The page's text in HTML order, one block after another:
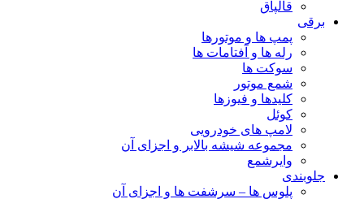
قالپاق
برقی
پمپ ها و موتورها
رله ها و آفتامات ها
سوکت ها
شمع موتور
کلیدها و فیوزها
کوئل
لامپ های خودرویی
مجموعه شیشه بالابر و اجزای آن
وایرشمع
جلوبندی
پلوس ها – سرشفت ها و اجزای آن